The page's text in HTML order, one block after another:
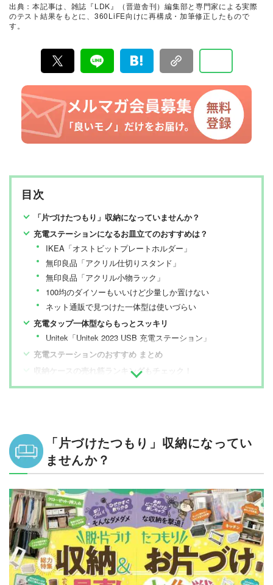
て見つけた「本当に良いもの」と「お役立ち情報」を厳
選してあなたにお届け。編集長・高橋咲彩を中心に、11
出典：本記事は、雑誌『LDK』（晋遊舎刊）編集部と専門家による実際
のテスト結果をもとに、360LiFE向けに再構成・加筆修正したもので
す。
目次
「片づけたつもり」収納になっていませんか？
充電ステーションになるお皿立てのおすすめは？
IKEA「オストビットプレートホルダー」
無印良品「アクリル仕切りスタンド」
無印良品「アクリル小物ラック」
100均のダイソーもいいけど少量しか置けない
ネット通販で見つけた一体型は使いづらい
充電タップ一体型ならもっとスッキリ
Unitek「Unitek 2023 USB 充電ステーション」
充電ステーションのおすすめ まとめ
収納ケースの売れ筋ランキングもチェック！
「片づけたつもり」収納になってい
ませんか？